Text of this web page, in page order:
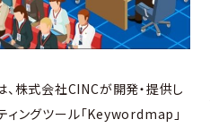
、株式会社CINCが開発・提供し
ィングツール「Keywordmap」